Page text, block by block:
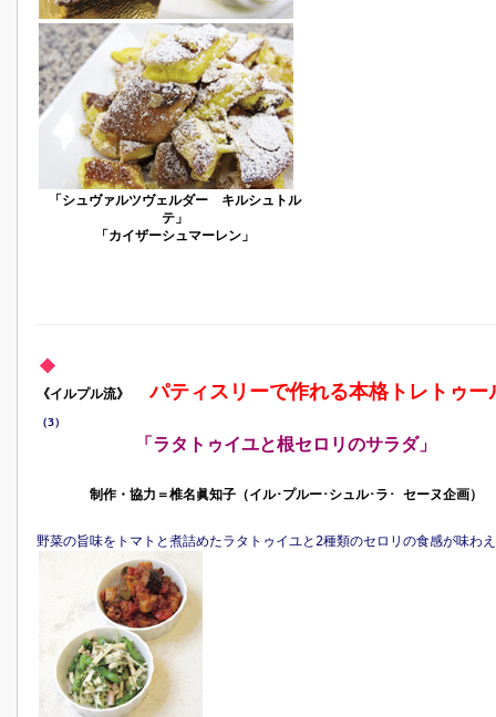
「シュヴァルツヴェルダー キルシュトル
テ」
「カイザーシュマーレン」
《イルプル流》 パティスリーで作れる本格トレトゥー
（3）
「ラタトゥイユと根セロリのサラダ」
制作・協力＝椎名眞知子（イル･プルー･シュル･ラ･ セーヌ企画）
野菜の旨味をトマトと煮詰めたラタトゥイユと2種類のセロリの食感が味わ